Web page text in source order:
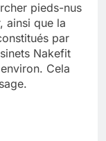
pieds-nus
ainsi que la
par
Nakefit
Cela